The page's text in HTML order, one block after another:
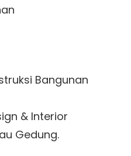
Bangunan
& Interior
Gedung.